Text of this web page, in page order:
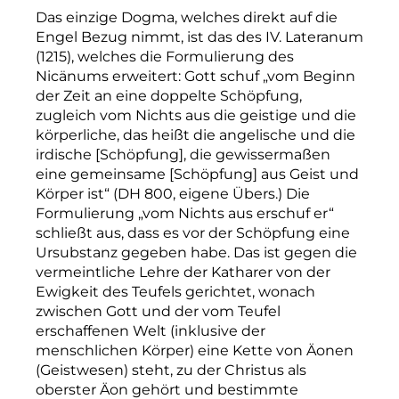
Das einzige Dogma, welches direkt auf die
Engel Bezug nimmt, ist das des IV. Lateranum
(1215), welches die Formulierung des
Nicänums erweitert: Gott schuf „vom Beginn
der Zeit an eine doppelte Schöpfung,
zugleich vom Nichts aus die geistige und die
körperliche, das heißt die angelische und die
irdische [Schöpfung], die gewissermaßen
eine gemeinsame [Schöpfung] aus Geist und
Körper ist“ (DH 800, eigene Übers.) Die
Formulierung „vom Nichts aus erschuf er“
schließt aus, dass es vor der Schöpfung eine
Ursubstanz gegeben habe. Das ist gegen die
vermeintliche Lehre der Katharer von der
Ewigkeit des Teufels gerichtet, wonach
zwischen Gott und der vom Teufel
erschaffenen Welt (inklusive der
menschlichen Körper) eine Kette von Äonen
(Geistwesen) steht, zu der Christus als
oberster Äon gehört und bestimmte